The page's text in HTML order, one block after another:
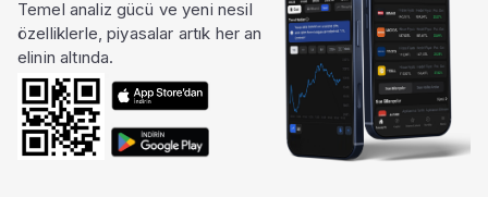
Şirketlerin yeni iş ilişkilerini, hacim
etkisini ve AI destekli analizleri görmek
için Pro paketine geçin.
Yıllık satış, piyasa
Temel analiz gücü ve yeni nesil
özelliklerle, piyasalar artık her an
elinin altında.